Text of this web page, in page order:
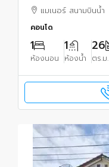
แมเนอร์ สนามบินน้ำ
คอนโด
1
ห้องนอน
1
ห้องน้ำ
26
ตร.ม.